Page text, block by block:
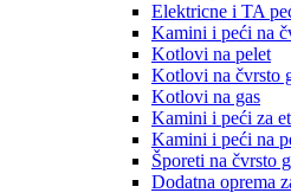
Elektricne i TA
Kamini i peći na
Kotlovi na pelet
Kotlovi na čvrsto
Kotlovi na gas
Kamini i peći za
Kamini i peći na
Šporeti na čvrsto
Dodatna oprema